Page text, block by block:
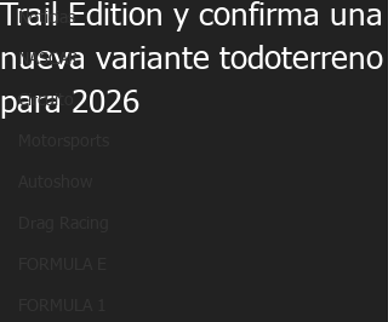
Noticias
NASCAR
Circuito
Trail Edition y confirma una
nueva variante todoterreno
para 2026